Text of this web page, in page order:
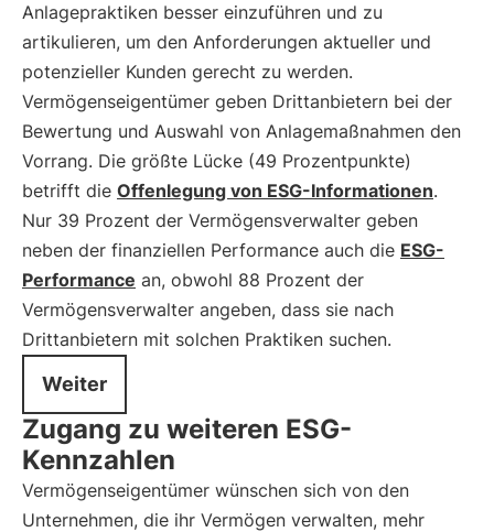
Anlagepraktiken besser einzuführen und zu
artikulieren, um den Anforderungen aktueller und
potenzieller Kunden gerecht zu werden.
Vermögenseigentümer geben Drittanbietern bei der
Bewertung und Auswahl von Anlagemaßnahmen den
Vorrang. Die größte Lücke (49 Prozentpunkte)
betrifft die Offenlegung von ESG-Informationen.
Nur 39 Prozent der Vermögensverwalter geben
neben der finanziellen Performance auch die ESG-
Performance an, obwohl 88 Prozent der
Vermögensverwalter angeben, dass sie nach
Drittanbietern mit solchen Praktiken suchen.
Weiter
Zugang zu weiteren ESG-
Kennzahlen
Vermögenseigentümer wünschen sich von den
Unternehmen, die ihr Vermögen verwalten, mehr